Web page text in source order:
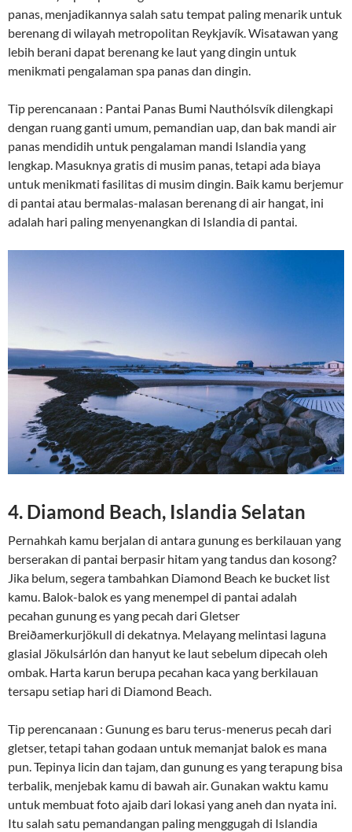
panas, menjadikannya salah satu tempat paling menarik untuk
berenang di wilayah metropolitan Reykjavík. Wisatawan yang
lebih berani dapat berenang ke laut yang dingin untuk
menikmati pengalaman spa panas dan dingin.
Tip perencanaan : Pantai Panas Bumi Nauthólsvík dilengkapi
dengan ruang ganti umum, pemandian uap, dan bak mandi air
panas mendidih untuk pengalaman mandi Islandia yang
lengkap. Masuknya gratis di musim panas, tetapi ada biaya
untuk menikmati fasilitas di musim dingin. Baik kamu berjemur
di pantai atau bermalas-malasan berenang di air hangat, ini
adalah hari paling menyenangkan di Islandia di pantai.
4. Diamond Beach, Islandia Selatan
Pernahkah kamu berjalan di antara gunung es berkilauan yang
berserakan di pantai berpasir hitam yang tandus dan kosong?
Jika belum, segera tambahkan Diamond Beach ke bucket list
kamu. Balok-balok es yang menempel di pantai adalah
pecahan gunung es yang pecah dari Gletser
Breiðamerkurjökull di dekatnya. Melayang melintasi laguna
glasial Jökulsárlón dan hanyut ke laut sebelum dipecah oleh
ombak. Harta karun berupa pecahan kaca yang berkilauan
tersapu setiap hari di Diamond Beach.
Tip perencanaan : Gunung es baru terus-menerus pecah dari
gletser, tetapi tahan godaan untuk memanjat balok es mana
pun. Tepinya licin dan tajam, dan gunung es yang terapung bisa
terbalik, menjebak kamu di bawah air. Gunakan waktu kamu
untuk membuat foto ajaib dari lokasi yang aneh dan nyata ini.
Itu salah satu pemandangan paling menggugah di Islandia